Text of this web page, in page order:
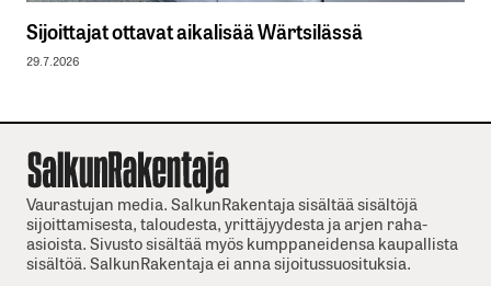
Sijoittajat ottavat aikalisää Wärtsilässä
29.7.2026
Vaurastujan media. SalkunRakentaja sisältää sisältöjä
sijoittamisesta, taloudesta, yrittäjyydesta ja arjen raha-
asioista. Sivusto sisältää myös kumppaneidensa kaupallista
sisältöä. SalkunRakentaja ei anna sijoitussuosituksia.